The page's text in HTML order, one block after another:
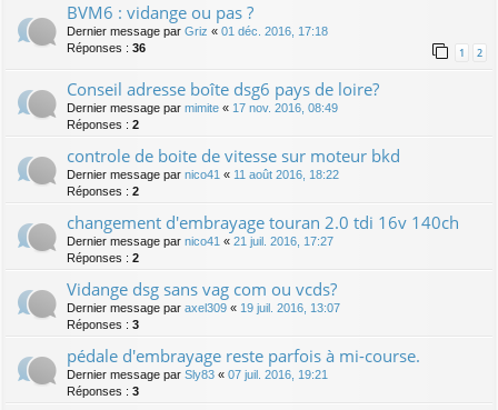
BVM6 : vidange ou pas ?
Dernier message par Griz « 01 déc. 2016, 17:18
Réponses : 36 1 2
Conseil adresse boîte dsg6 pays de loire?
Dernier message par mimite « 17 nov. 2016, 08:49
Réponses : 2
controle de boite de vitesse sur moteur bkd
Dernier message par nico41 « 11 août 2016, 18:22
Réponses : 2
changement d'embrayage touran 2.0 tdi 16v 140ch
Dernier message par nico41 « 21 juil. 2016, 17:27
Réponses : 2
Vidange dsg sans vag com ou vcds?
Dernier message par axel309 « 19 juil. 2016, 13:07
Réponses : 3
pédale d'embrayage reste parfois à mi-course.
Dernier message par Sly83 « 07 juil. 2016, 19:21
Réponses : 3